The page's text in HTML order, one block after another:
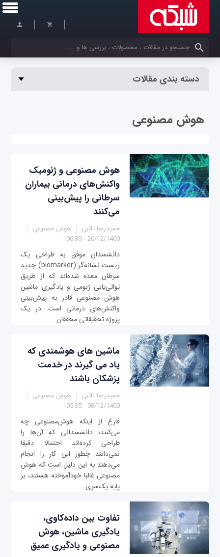
کلمات کلیدی خود را وارد کنید
دسته بندی مقالات
هوش مصنوعی
هوش مصنوعی و ژنومیک
واکنش‌های درمانی بیماران
سرطانی را پیش‌بینی
می‌کنند
حمیدرضا تائبی
هوش مصنوعی
26/12/1400 - 06:30
دانشمندان موفق به طراحی یک
زیست نشانه‌گر (biomarker) جدید
سرطان معده شده‌اند که از طریق
توالی‌یابی ژنومی و یادگیری ماشین‌
هوش مصنوعی قادر به پیش‌بینی
واکنش‌های درمانی است. در یک
پروژه تحقیقاتی محققان...
ماشین های هوشمندی که
یاد می گیرند در خدمت
پزشکان باشند
حمیدرضا تائبی
هوش مصنوعی
08/12/1400 - 05:35
فارغ از اینکه هوش‌مصنوعی چه
می‌کنند، دانشمندانی که آن‌ها را
طراحی کرده‌اند احتمالا دقیقا
نمی‌دانند چطور این کار را انجام
می‌دهند به این دلیل است که هوش
مصنوعی غالبا خودآموخته هستند، بر
پایه یک‌‌سری...
تفاوت‌ بین داده‌کاوی،
یادگیری ماشین، هوش
مصنوعی و یادگیری عمیق